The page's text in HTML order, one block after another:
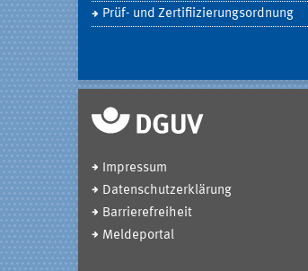
Prüf- und Zertifiizierungsordnung
Impressum
Datenschutzerklärung
Barrierefreiheit
Meldeportal